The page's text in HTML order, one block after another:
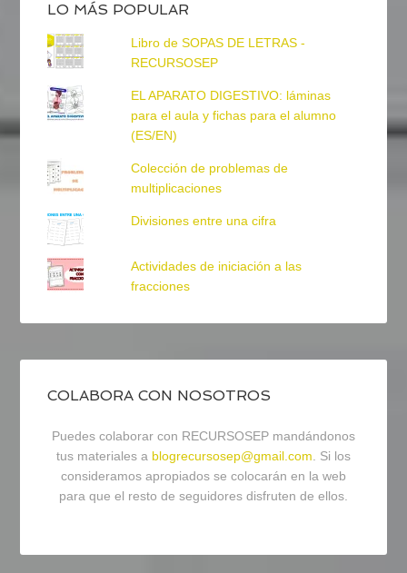
LO MÁS POPULAR
Libro de SOPAS DE LETRAS -
RECURSOSEP
EL APARATO DIGESTIVO: láminas
para el aula y fichas para el alumno
(ES/EN)
Colección de problemas de
multiplicaciones
Divisiones entre una cifra
Actividades de iniciación a las
fracciones
COLABORA CON NOSOTROS
Puedes colaborar con RECURSOSEP mandándonos
tus materiales a blogrecursosep@gmail.com. Si los
consideramos apropiados se colocarán en la web
para que el resto de seguidores disfruten de ellos.